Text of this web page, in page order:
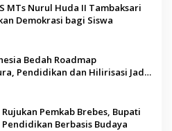
MTs Nurul Huda II Tambaksari
Demokrasi bagi Siswa
Bedah Roadmap
Pendidikan dan Hilirisasi Jadi
Pemkab Brebes, Bupati
Berbasis Budaya